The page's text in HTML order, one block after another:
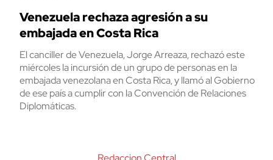
Venezuela rechaza agresión a su
embajada en Costa Rica
El canciller de Venezuela, Jorge Arreaza, rechazó este
miércoles la incursión de un grupo de personas en la
embajada venezolana en Costa Rica, y llamó al Gobierno
de ese país a cumplir con la Convención de Relaciones
Diplomáticas.